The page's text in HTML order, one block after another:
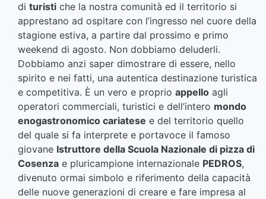
di turisti che la nostra comunità ed il territorio si
apprestano ad ospitare con l’ingresso nel cuore della
stagione estiva, a partire dal prossimo e primo
weekend di agosto. Non dobbiamo deluderli.
Dobbiamo anzi saper dimostrare di essere, nello
spirito e nei fatti, una autentica destinazione turistica
e competitiva. È un vero e proprio appello agli
operatori commerciali, turistici e dell’intero mondo
enogastronomico cariatese e del territorio quello
del quale si fa interprete e portavoce il famoso
giovane Istruttore della Scuola Nazionale di pizza di
Cosenza e pluricampione internazionale PEDROS,
divenuto ormai simbolo e riferimento della capacità
delle nuove generazioni di creare e fare impresa al